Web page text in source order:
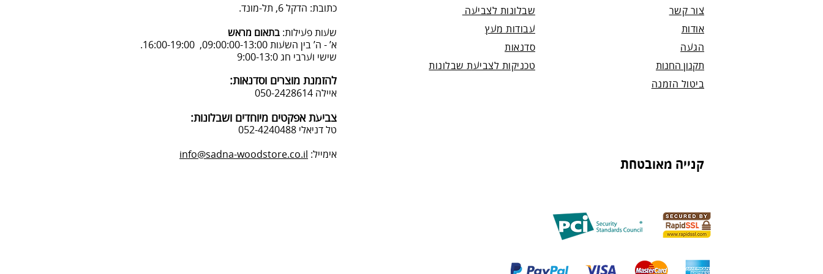
כתובת: הדקל 6, תל-מונד.
שעות פעילות: בתאום מראש
א’ - ה’ בין השעות 09:00:00-13:00, 16:00-19:00.
שישי וערבי חג 9:00-13:0
להזמנת מוצרים וסדנאות:
איילה 050-2428614
צביעת אפקטים מיוחדים ושבלונות:
טל דניאלי 052-4240488
אימייל: info@sadna-woodstore.co.il
שבלונות לצביעה
עבודות מעץ
סדנאות
טכניקות לצביעת שבלונות
צור קשר
אודות
הגעה
תקנון החנות
ביטול הזמנה
קנייה מאובטחת